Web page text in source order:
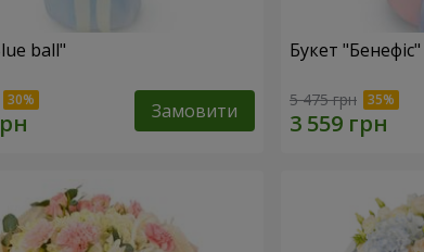
ball"
Замовити
Букет "Бенефіс"
5 475 грн